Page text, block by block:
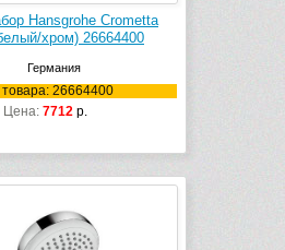
Hansgrohe Crometta
хром) 26664400
Германия
товара: 26664400
Цена: 7712р.